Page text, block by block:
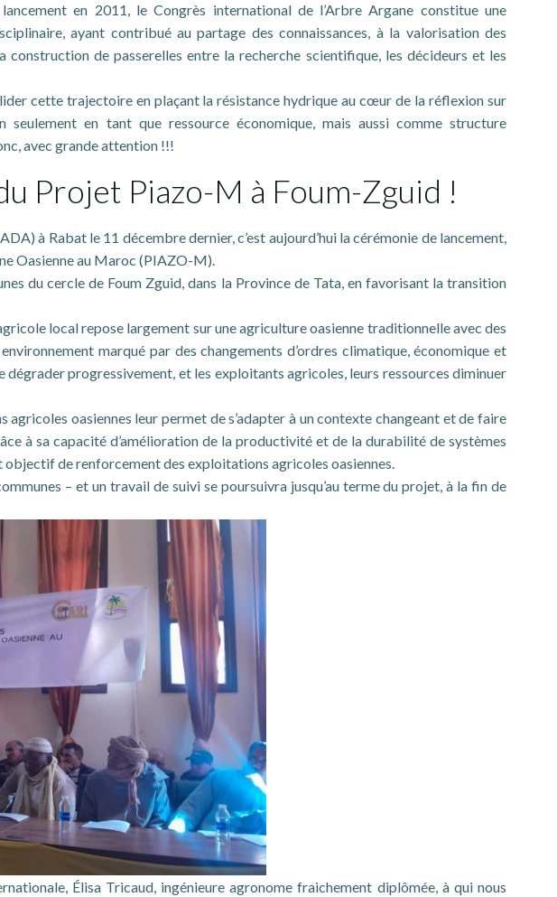
en 2011, le Congrès international de l’Arbre Argane constitue une
ayant contribué au partage des connaissances, à la valorisation des
construction de passerelles entre la recherche scientifique, les décideurs et les
cette trajectoire en plaçant la résistance hydrique au cœur de la réflexion sur
seulement en tant que ressource économique, mais aussi comme structure
avec grande attention !!!
Projet Piazo-M à Foum-Zguid !
à Rabat le 11 décembre dernier, c’est aujourd’hui la cérémonie de lancement,
Oasienne au Maroc (PIAZO-M).
du cercle de Foum Zguid, dans la Province de Tata, en favorisant la transition
local repose largement sur une agriculture oasienne traditionnelle avec des
marqué par des changements d’ordres climatique, économique et
progressivement, et les exploitants agricoles, leurs ressources diminuer
oasiennes leur permet de s’adapter à un contexte changeant et de faire
à sa capacité d’amélioration de la productivité et de la durabilité de systèmes
objectif de renforcement des exploitations agricoles oasiennes.
– et un travail de suivi se poursuivra jusqu’au terme du projet, à la fin de
Élisa Tricaud, ingénieure agronome fraichement diplômée, à qui nous